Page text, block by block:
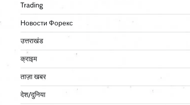
Trading
Новости Форекс
उत्तराखंड
क्राइम
ताज़ा खबर
देश/दुनिया